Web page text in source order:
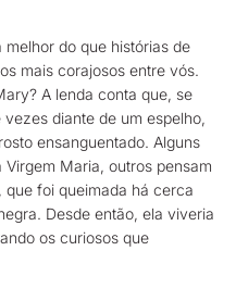
do que histórias de
mais corajosos entre vós.
A lenda conta que, se
diante de um espelho,
ensanguentado. Alguns
Maria, outros pensam
foi queimada há cerca
Desde então, ela viveria
os curiosos que